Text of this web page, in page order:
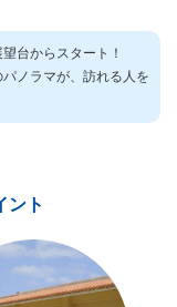
台からスタート！
ノラマが、訪れる人を
ント